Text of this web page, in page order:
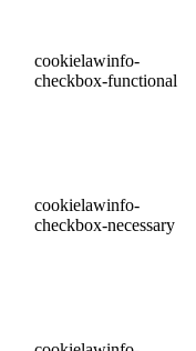
cookielawinfo-
checkbox-functional
cookielawinfo-
checkbox-necessary